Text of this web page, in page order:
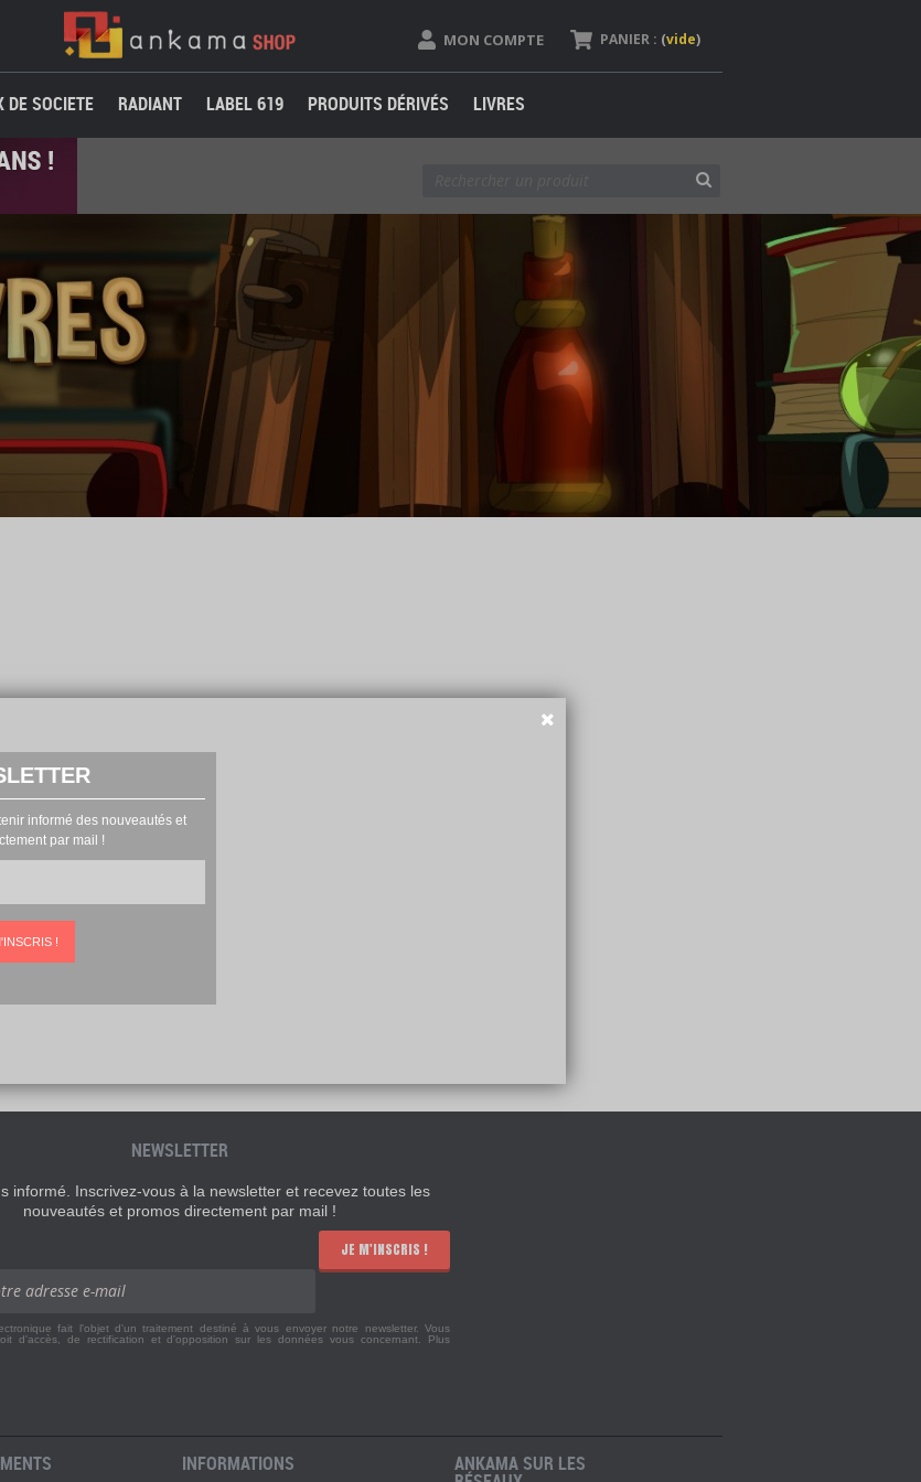
informé des nouveautés et
par mail !
!
PANIER : (vide)
MON COMPTE
DE SOCIETE RADIANT LABEL 619 PRODUITS DÉRIVÉS LIVRES
NEWSLETTER
informé. Inscrivez-vous à la newsletter et recevez toutes les
nouveautés et promos directement par mail !
JE M'INSCRIS !
fait l'objet d'un traitement destiné à vous envoyer notre newsletter. Vous
d'accès, de rectification et d'opposition sur les données vous concernant. Plus
INFORMATIONS ANKAMA SUR LES